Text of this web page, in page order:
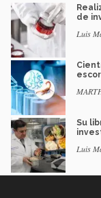
de
Luis
Su
Luis